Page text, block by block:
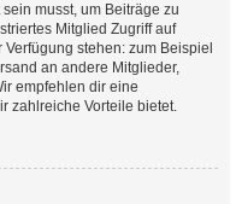
musst, um Beiträge zu
Mitglied Zugriff auf
stehen: zum Beispiel
an andere Mitglieder,
empfehlen dir eine
zahlreiche Vorteile bietet.